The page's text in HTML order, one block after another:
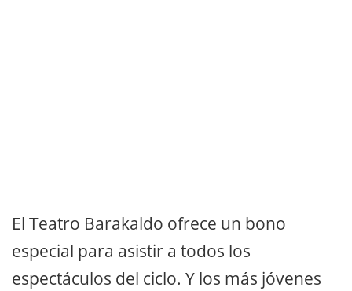
El Teatro Barakaldo ofrece un bono
especial para asistir a todos los
espectáculos del ciclo. Y los más jóvenes